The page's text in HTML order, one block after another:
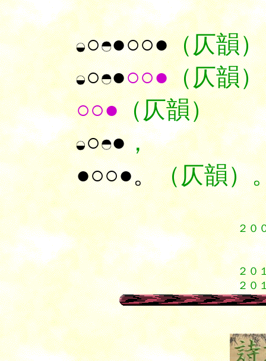
○ ●○○●（仄韻
○ ●○○●（仄韻
○○●（仄韻）
○ ●，
●○○●。（仄韻）
２０
６
７
２０
２０